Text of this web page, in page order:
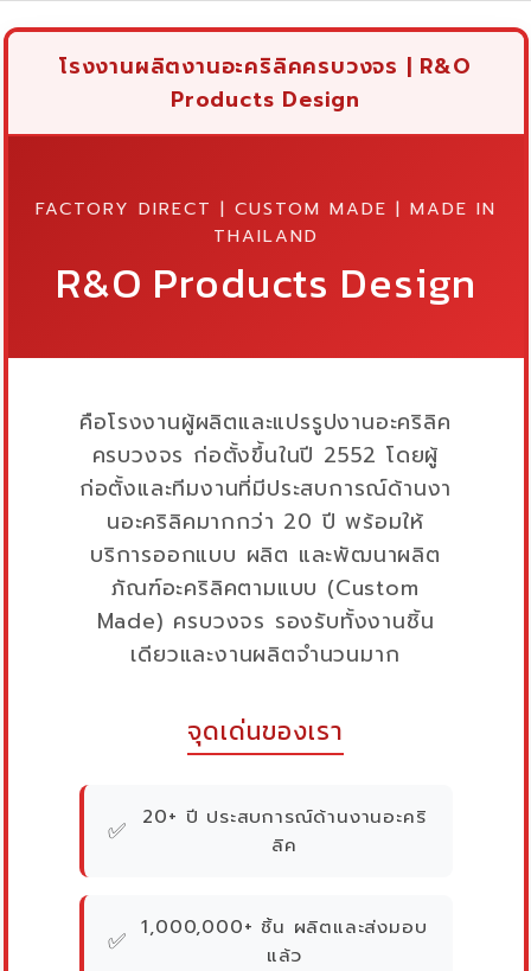
โรงงานผลิตงานอะคริลิคครบวงจร | R&O
Products Design
FACTORY DIRECT | CUSTOM MADE | MADE IN
THAILAND
R&O Products Design
คือโรงงานผู้ผลิตและแปรรูปงานอะคริลิค
ครบวงจร ก่อตั้งขึ้นในปี 2552 โดยผู้
ก่อตั้งและทีมงานที่มีประสบการณ์ด้านงา
นอะคริลิคมากกว่า 20 ปี พร้อมให้
บริการออกแบบ ผลิต และพัฒนาผลิต
ภัณฑ์อะคริลิคตามแบบ (Custom
Made) ครบวงจร รองรับทั้งงานชิ้น
เดียวและงานผลิตจำนวนมาก
จุดเด่นของเรา
✅
20+ ปี ประสบการณ์ด้านงานอะคริ
ลิค
✅ 1,000,000+ ชิ้น ผลิตและส่งมอบ
แล้ว